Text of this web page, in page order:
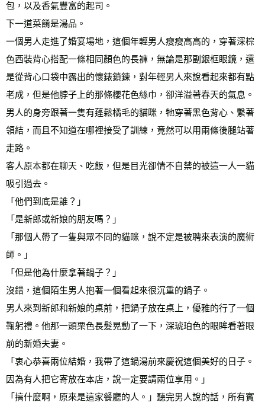
包，以及香氣豐富的起司。
下一道菜餚是湯品。
一個男人走進了婚宴場地，這個年輕男人瘦瘦高高的，穿著深棕
色西裝背心搭配一條相同顏色的長褲，無論是那副銀框眼鏡，還
是從背心口袋中露出的懷錶鎖鍊，對年輕男人來說看起來都有點
老成，但是他脖子上的那條櫻花色絲巾，卻洋溢著春天的氣息。
男人的身旁跟著一隻有蓬鬆橘毛的貓咪，牠穿著黑色背心、繫著
領結，而且不知道在哪裡接受了訓練，竟然可以用兩條後腿站著
走路。
客人原本都在聊天、吃飯，但是目光卻情不自禁的被這一人一貓
吸引過去。
「他們到底是誰？」
「是新郎或新娘的朋友嗎？」
「那個人帶了一隻與眾不同的貓咪，說不定是被聘來表演的魔術
師。」
「但是他為什麼拿著鍋子？」
沒錯，這個陌生男人抱著一個看起來很沉重的鍋子。
男人來到新郎和新娘的桌前，把鍋子放在桌上，優雅的行了一個
鞠躬禮。他那一頭栗色長髮晃動了一下，深琥珀色的眼眸看著眼
前的新婚夫妻。
「衷心恭喜兩位結婚，我帶了這鍋湯前來慶祝這個美好的日子。
因為有人把它寄放在本店，說一定要請兩位享用。」
「搞什麼啊，原來是這家餐廳的人。」聽完男人說的話，所有賓